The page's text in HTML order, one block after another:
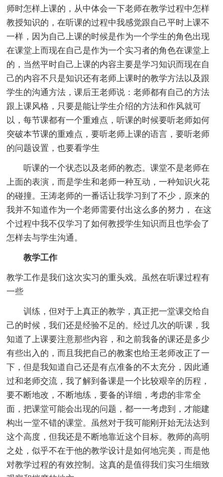
师时怎样上课的，从中体会一下老师在教学过程中怎样
教授知识的，在听课的过程中我感觉跟自己平时上课不
一样，因为自己上课的时候是作为一个学生的角色出现
在课堂上而现在自己是作为一个实习者的角色在课堂上
的，当然平时自己上课的内容主要是学习知识而现在自
己的内容不只是知识还有老师上课时的教学方法以及跟
学生的沟通方法，课后王老师说：老师都有自己的方法
跟上课风格，只要是能让学生介绍的方法和作风就可
以，每节课都有一个重难点，听课的时候要听老师如何
突破本节课的重难点，要听老师上课的语言，要听老师
的问题设置，也要看学生
听课的一个状态以及老师的教态。课堂不是老师在
上面的表演，而是学生和老师一种互动，一种知识火花
的碰撞。王涛老师的一番话让我学习到了不少，原来的
我并不知道作为一个老师需要付出这么多的努力， 在这
个过程中我不仅学习了如何教授学生知识而且也学会了
怎样去与学生沟通。
教学工作
教学工作是我们这次实习的重头戏。虽然在听课过程有
一些
训练，但对于上真正的教学，真正把一堂课交给自
己的时候，我们还是经验不足的。经过几次的听课，我
知道了上课要注意那些内容，和之前我备的课还是多少
有些出入的，而且我把自己的教案也给王老师改正了一
下，但是我知道自己还是有点准备的不太充分，因此通
过和老师交流，我了解到备课是一个比较艰辛的历程，
要不断地改，不断地练，要备的详细，考虑的非常全
面，把课堂可能会出现的问题，都一一考虑到，才能建
构出一堂不错的课堂。虽然对于我可能刚开始无法达到
这个高度，但我还是不断地靠近这个目标。教师的高明
之处，似乎不在于他的教学设计是如何地完美，而是他
对教学过程的有效控制。这真的是值得我们实习生细致